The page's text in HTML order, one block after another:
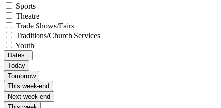
Sports
Theatre
Trade Shows/Fairs
Traditions/Church Services
Youth
Dates
Today
Tomorrow
This week-end
Next week-end